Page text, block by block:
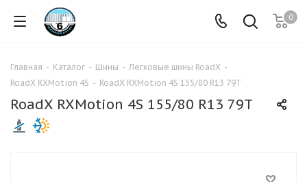
0
Главная - Каталог - Шины - Легковые шины RoadX -
RoadX RXMotion 4S - RoadX RXMotion 4S 155/80 R13 79T
RoadX RXMotion 4S 155/80 R13 79T